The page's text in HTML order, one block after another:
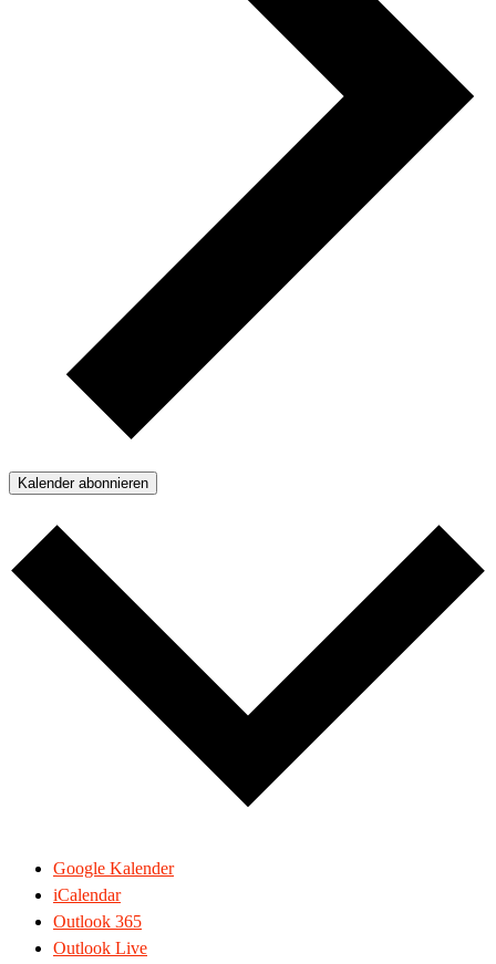
Kalender abonnieren
Google Kalender
iCalendar
Outlook 365
Outlook Live